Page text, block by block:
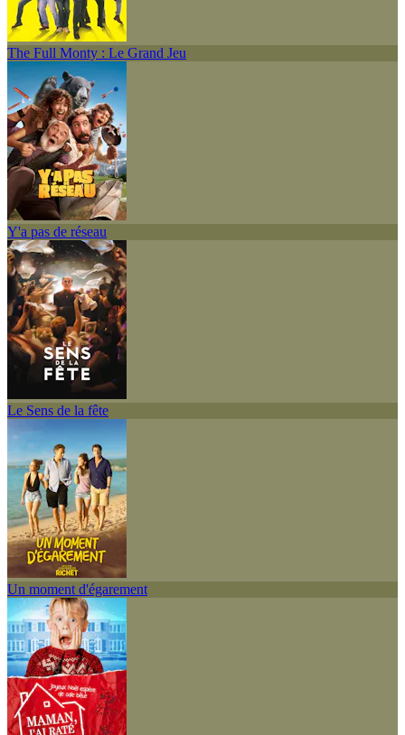
The Full Monty : Le Grand Jeu
Y'a pas de réseau
Le Sens de la fête
Un moment d'égarement